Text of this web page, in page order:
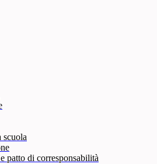
scuola
patto di corresponsabilità